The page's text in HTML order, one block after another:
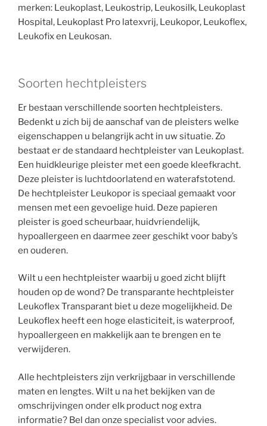
merken: Leukoplast, Leukostrip, Leukosilk, Leukoplast
Hospital, Leukoplast Pro latexvrij, Leukopor, Leukoflex,
Leukofix en Leukosan.
Soorten hechtpleisters
Er bestaan verschillende soorten hechtpleisters.
Bedenkt u zich bij de aanschaf van de pleisters welke
eigenschappen u belangrijk acht in uw situatie. Zo
bestaat er de standaard hechtpleister van Leukoplast.
Een huidkleurige pleister met een goede kleefkracht.
Deze pleister is luchtdoorlatend en waterafstotend.
De hechtpleister Leukopor is speciaal gemaakt voor
mensen met een gevoelige huid. Deze papieren
pleister is goed scheurbaar, huidvriendelijk,
hypoallergeen en daarmee zeer geschikt voor baby’s
en ouderen.
Wilt u een hechtpleister waarbij u goed zicht blijft
houden op de wond? De transparante hechtpleister
Leukoflex Transparant biet u deze mogelijkheid. De
Leukoflex heeft een hoge elasticiteit, is waterproof,
hypoallergeen en makkelijk aan te brengen en te
verwijderen.
Alle hechtpleisters zijn verkrijgbaar in verschillende
maten en lengtes. Wilt u na het bekijken van de
omschrijvingen onder elk product nog extra
informatie? Bel dan onze specialist voor advies.